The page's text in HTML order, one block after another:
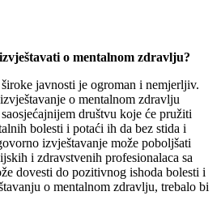
o mentalnom zdravlju?
javnosti je ogroman i nemjerljiv.
o mentalnom zdravlju
društvu koje će pružiti
bolesti i potaći ih da bez stida i
izvještavanje može poboljšati
i zdravstvenih profesionalaca sa
dovesti do pozitivnog ishoda bolesti i
o mentalnom zdravlju, trebalo bi